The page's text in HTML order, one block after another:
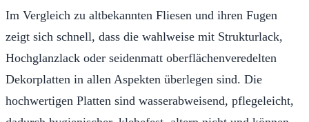
Im Vergleich zu altbekannten Fliesen und ihren Fugen
zeigt sich schnell, dass die wahlweise mit Strukturlack,
Hochglanzlack oder seidenmatt oberflächenveredelten
Dekorplatten in allen Aspekten überlegen sind. Die
hochwertigen Platten sind wasserabweisend, pflegeleicht,